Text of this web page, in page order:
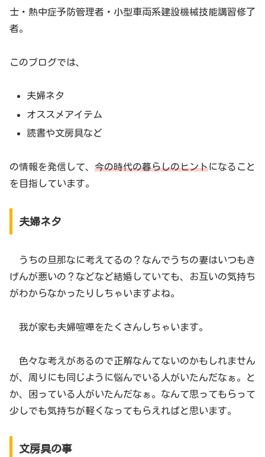
士・熱中症予防管理者・小型車両系建設機械技能講習修了
者。
このブログでは、
夫婦ネタ
オススメアイテム
読書や文房具など
の情報を発信して、 今の時代の暮らしのヒントになること
を目指しています。
夫婦ネタ
うちの旦那なに考えてるの？なんでうちの妻はいつもき
げんが悪いの？などなど結婚していても、お互いの気持ち
がわからなかったりしちゃいますよね。
我が家も夫婦喧嘩をたくさんしちゃいます。
色々な考えがあるので正解なんてないのかもしれません
が、周りにも同じように悩んでいる人がいたんだなぁ。と
か、困っている人がいたんだなぁ。なんて思ってもらって
少しでも気持ちが軽くなってもらえればと思います。
文房具の事